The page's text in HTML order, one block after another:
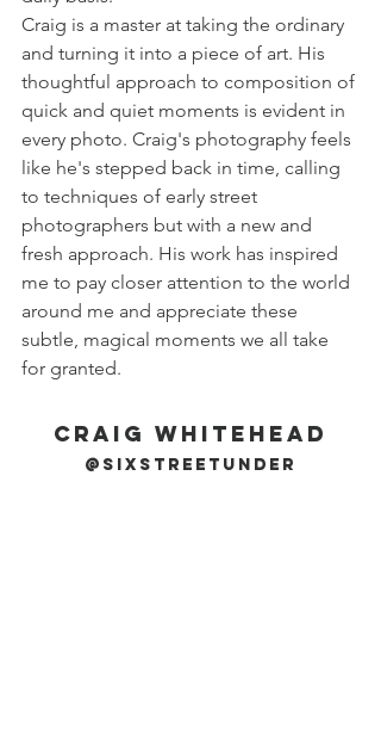
Craig is a master at taking the ordinary
and turning it into a piece of art. His
thoughtful approach to composition of
quick and quiet moments is evident in
every photo. Craig's photography feels
like he's stepped back in time, calling
to techniques of early street
photographers but with a new and
fresh approach. His work has inspired
me to pay closer attention to the world
around me and appreciate these
subtle, magical moments we all take
for granted.
Craig Whitehead
@sixstreetunder